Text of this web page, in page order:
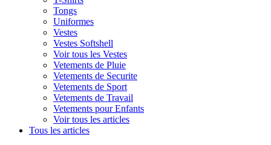
Tongs
Uniformes
Vestes
Vestes Softshell
Voir tous les Vestes
Vetements de Pluie
Vetements de Securite
Vetements de Sport
Vetements de Travail
Vetements pour Enfants
Voir tous les articles
Tous les articles